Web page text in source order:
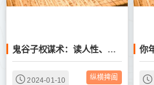
鬼谷子权谋术：读人性、读权谋、读纵横——从“技术、制度、文化”三个层面来透视人性
2024-01-10 纵横捭阖